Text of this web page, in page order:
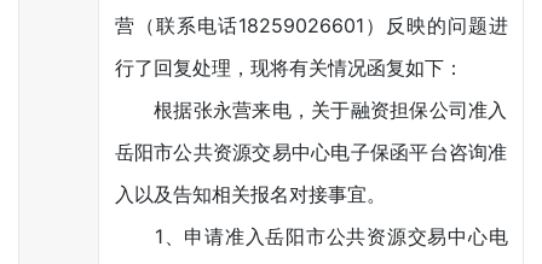
营（联系电话18259026601）反映的问题进
行了回复处理，现将有关情况函复如下：
根据张永营来电，关于融资担保公司准入
岳阳市公共资源交易中心电子保函平台咨询准
入以及告知相关报名对接事宜。
1、申请准入岳阳市公共资源交易中心电